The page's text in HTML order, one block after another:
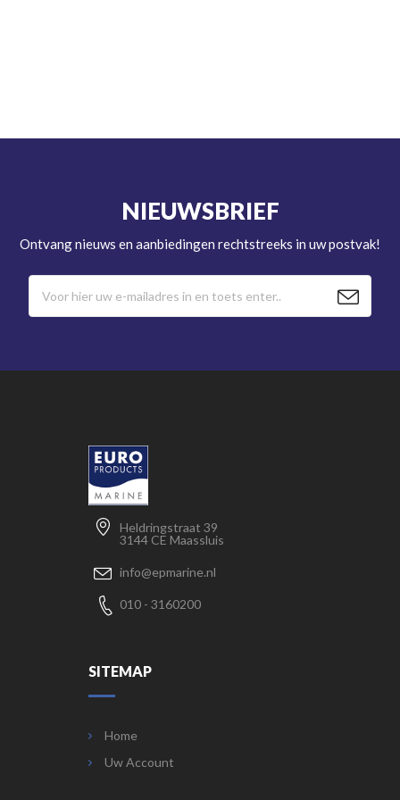
NIEUWSBRIEF
Ontvang nieuws en aanbiedingen rechtstreeks in uw postvak!
Heldringstraat 39
3144 CE Maassluis
info@epmarine.nl
010 - 3160200
SITEMAP
Home
Uw Account